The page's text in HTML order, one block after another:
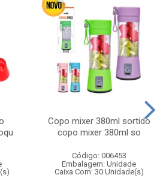
Copo mixer 380ml sortido
copo mixer 380ml so
Código: 006453
Embalagem: Unidade
Caixa Com: 30 Unidade(s)